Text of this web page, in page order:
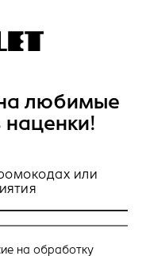
любимые
наценки!
или
на обработку